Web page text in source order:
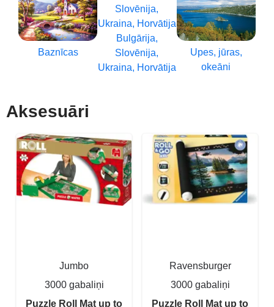
Baznīcas
Bulgārija,
Slovēnija,
Ukraina, Horvātija
Upes, jūras,
okeāni
Aksesuāri
Jumbo
3000 gabaliņi
Puzzle Roll Mat up to
Ravensburger
3000 gabaliņi
Puzzle Roll Mat up to